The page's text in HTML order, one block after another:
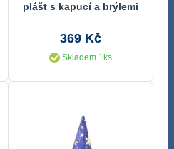
plášt s kapucí a brýlemi
369 Kč
Skladem 1ks